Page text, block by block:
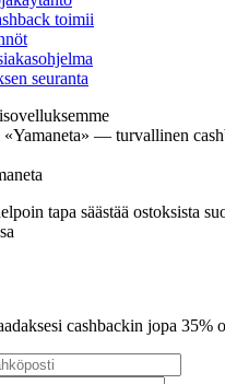
toimii
seuranta
— turvallinen
tapa säästää ostoksista
cashbackin jopa 35%